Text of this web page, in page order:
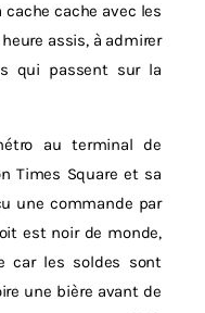
cache avec les
assis, à admirer
qui passent sur la
au terminal de
Times Square et sa
une commande par
est noir de monde,
car les soldes sont
une bière avant de